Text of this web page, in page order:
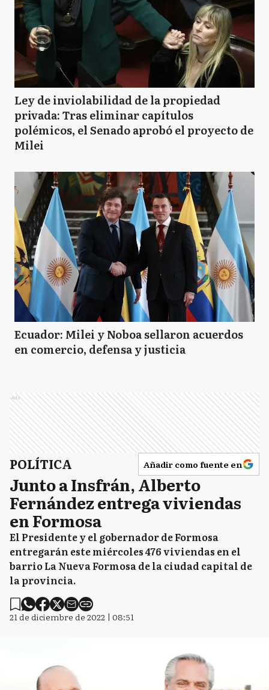
Ley de inviolabilidad de la propiedad
privada: Tras eliminar capítulos
polémicos, el Senado aprobó el proyecto de
Milei
Ecuador: Milei y Noboa sellaron acuerdos
en comercio, defensa y justicia
Ads
POLÍTICA Añadir como fuente en
Junto a Insfrán, Alberto
Fernández entrega viviendas
en Formosa
El Presidente y el gobernador de Formosa
entregarán este miércoles 476 viviendas en el
barrio La Nueva Formosa de la ciudad capital de
la provincia.
21 de diciembre de 2022 | 08:51